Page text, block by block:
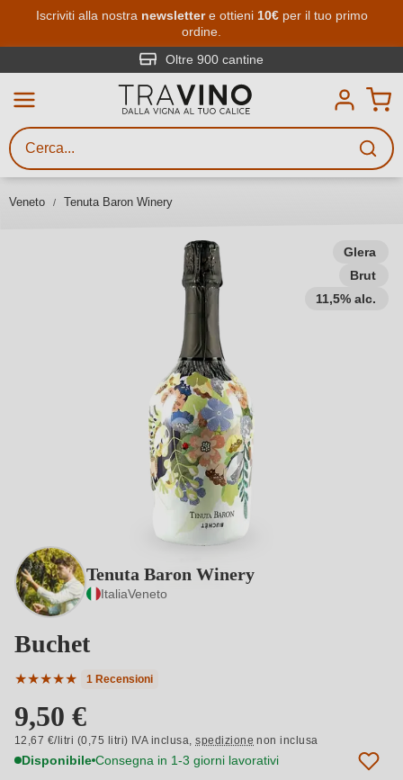
Passa al contenuto principale
Iscriviti alla nostra newslettere ottieni 10€per il tuo primo
ordine.
Oltre 900 cantine
Veneto Tenuta Baron Winery
Glera
Brut
11,5% alc.
Tenuta Baron Winery
ItaliaVeneto
Buchet
★★★★★
Valutazione media di 5 su 5 stelle
1 Recensioni
9,50 €
12,67 €/litri (0,75 litri) IVA inclusa,spedizione non inclusa
Disponibile Consegna in 1-3 giorni lavorativi
Ricerca vini
Inserisci almeno 3 caratteri
gusto, occasione, nome del vino,
vitigno, regione, cantina o altri